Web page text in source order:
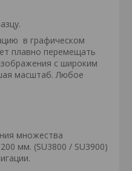
в графическом
плавно перемещать
с широким
масштаб. Любое
множества
мм. (SU3800 / SU3900)